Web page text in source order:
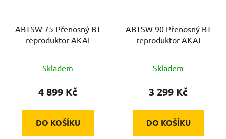
ABTSW 75 Přenosný BT
reproduktor AKAI
Skladem
4 899 Kč
DO KOŠÍKU
ABTSW 90 Přenosný BT
reproduktor AKAI
Skladem
3 299 Kč
DO KOŠÍKU